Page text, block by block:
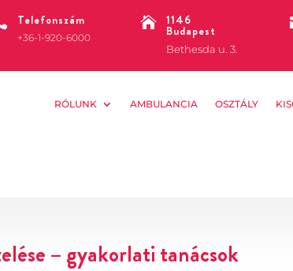
Telefonszám
+36-1-920-6000
 1146
Budapest
Bethesda u. 3.
RÓLUNK AMBULANCIA OSZTÁLY
– gyakorlati tanácsok